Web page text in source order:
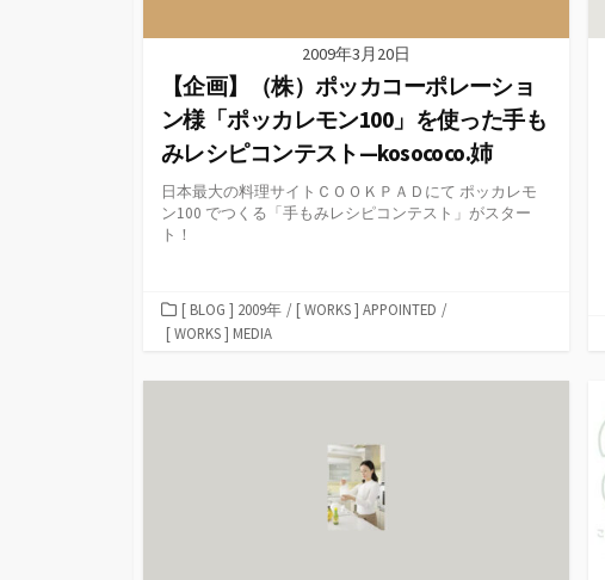
2009年3月20日
【企画】（株）ポッカコーポレーショ
ン様「ポッカレモン100」を使った手も
みレシピコンテスト—kosococo.姉
日本最大の料理サイトＣＯＯＫＰＡＤにて ポッカレモ
ン100 でつくる「手もみレシピコンテスト」がスター
ト！
カ
テ
リ
[ BLOG ] 2009年 / [ WORKS ] APPOINTED /
[ WORKS ] MEDIA